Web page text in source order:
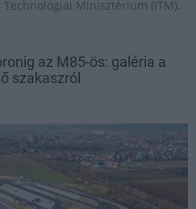
Minisztérium (ITM).
az M85-ös: galéria a
szakaszról